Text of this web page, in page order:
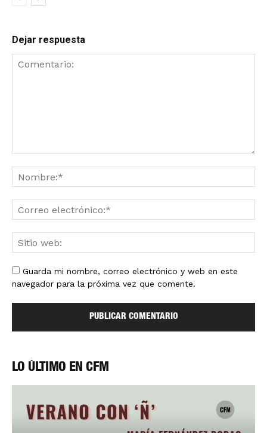
Dejar respuesta
Guarda mi nombre, correo electrónico y web en este
navegador para la próxima vez que comente.
LO ÚLTIMO EN CFM